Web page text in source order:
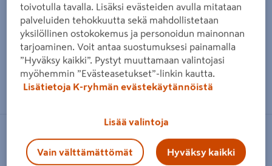
Zoomaa kuvaa sormilla kosketusnäytöllä
Autotikkaat W.steps WSHS 727068
toivotulla tavalla. Lisäksi evästeiden avulla mitataan
palveluiden tehokkuutta sekä mahdollistetaan
yksilöllinen ostokokemus ja personoidun mainonnan
tarjoaminen. Voit antaa suostumuksesi painamalla
”Hyväksy kaikki”. Pystyt muuttamaan valintojasi
myöhemmin ”Evästeasetukset”-linkin kautta.
Lisätietoja K-ryhmän evästekäytännöistä
Lisää valintoja
Vain välttämättömät Hyväksy kaikki